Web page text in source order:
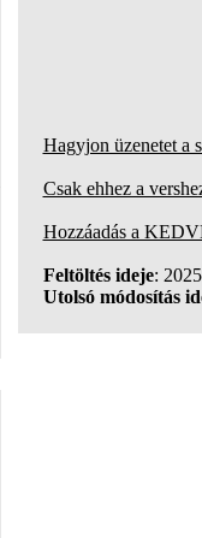
Hagyjon üzenetet a
Csak ehhez a
Hozzáadás a
Feltöltés ideje:
Utolsó módosítás